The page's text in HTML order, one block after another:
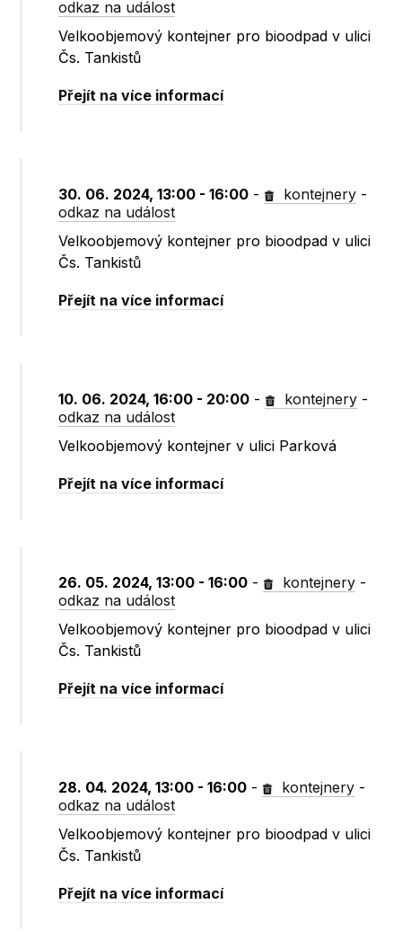
odkaz na událost
Velkoobjemový kontejner pro bioodpad v ulici
Čs. Tankistů
Přejít na více informací
30. 06. 2024, 13:00 - 16:00 - kontejnery -
odkaz na událost
Velkoobjemový kontejner pro bioodpad v ulici
Čs. Tankistů
Přejít na více informací
10. 06. 2024, 16:00 - 20:00 - kontejnery -
odkaz na událost
Velkoobjemový kontejner v ulici Parková
Přejít na více informací
26. 05. 2024, 13:00 - 16:00 - kontejnery -
odkaz na událost
Velkoobjemový kontejner pro bioodpad v ulici
Čs. Tankistů
Přejít na více informací
28. 04. 2024, 13:00 - 16:00 - kontejnery -
odkaz na událost
Velkoobjemový kontejner pro bioodpad v ulici
Čs. Tankistů
Přejít na více informací